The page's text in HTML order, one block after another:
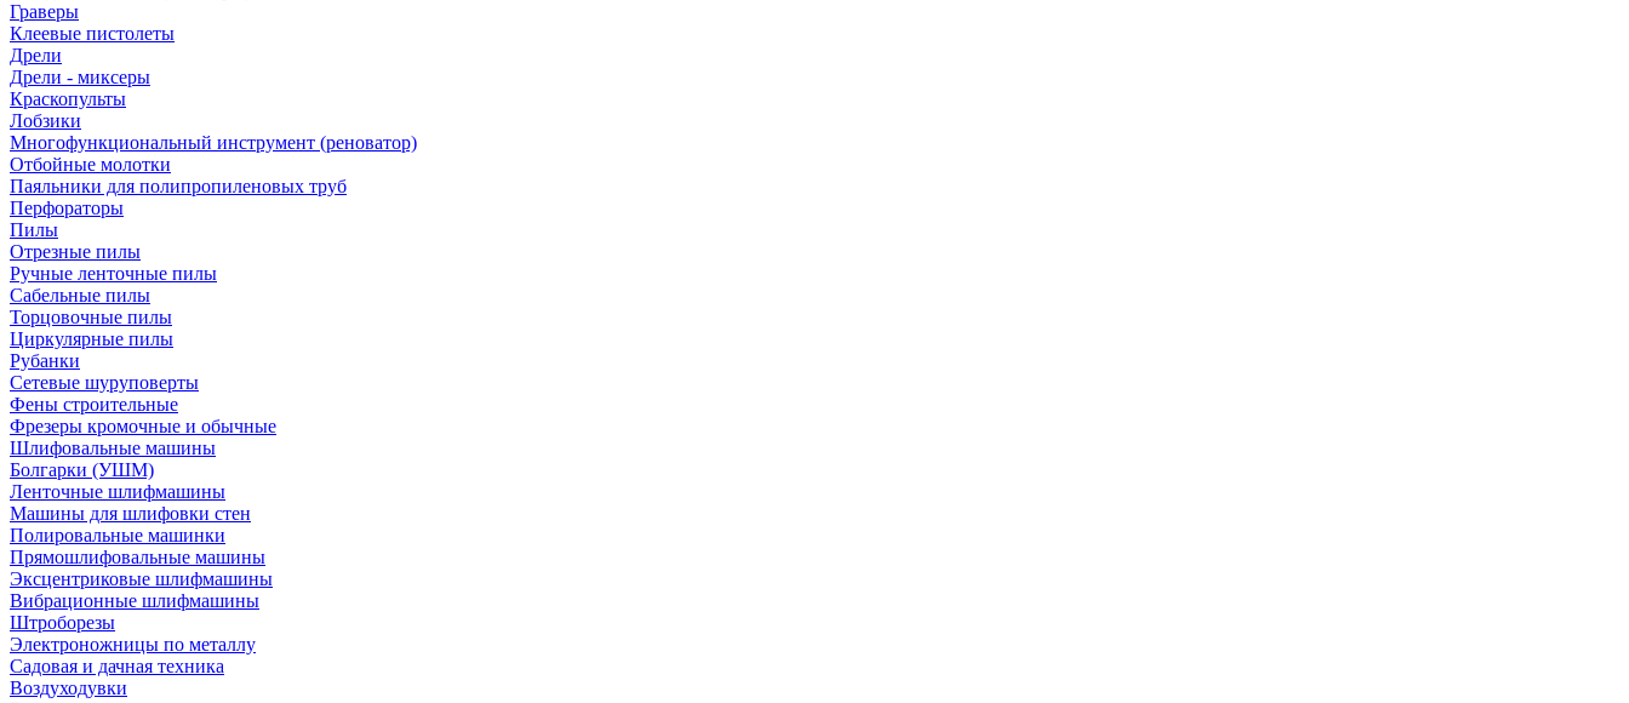
Граверы
Клеевые пистолеты
Дрели
Дрели - миксеры
Краскопульты
Лобзики
Многофункциональный инструмент (реноватор)
Отбойные молотки
Паяльники для полипропиленовых труб
Перфораторы
Пилы
Отрезные пилы
Ручные ленточные пилы
Сабельные пилы
Торцовочные пилы
Циркулярные пилы
Рубанки
Сетевые шуруповерты
Фены строительные
Фрезеры кромочные и обычные
Шлифовальные машины
Болгарки (УШМ)
Ленточные шлифмашины
Машины для шлифовки стен
Полировальные машинки
Прямошлифовальные машины
Эксцентриковые шлифмашины
Вибрационные шлифмашины
Штроборезы
Электроножницы по металлу
Садовая и дачная техника
Воздуходувки